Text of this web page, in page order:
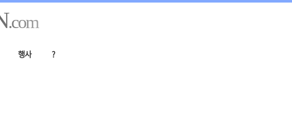
행사 ?